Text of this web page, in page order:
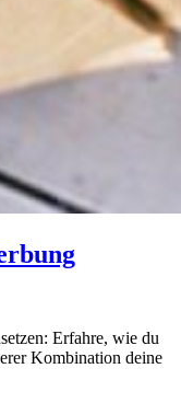
Erfahre, wie du
Kombination deine